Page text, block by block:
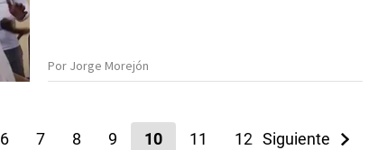
Por Jorge Morejón
6 7 8 9 10 11 12 13 14
Siguiente